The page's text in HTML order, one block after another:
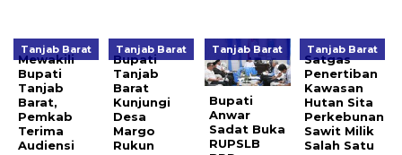
Tanjab Barat
Mewakili
Bupati
Tanjab
Barat,
Pemkab
Terima
Audiensi
Tanjab Barat
Bupati
Tanjab
Barat
Kunjungi
Desa
Margo
Rukun
Tanjab Barat
Bupati
Anwar
Sadat Buka
RUPSLB
Tanjab Barat
Satgas
Penertiban
Kawasan
Hutan Sita
Perkebunan
Sawit Milik
Salah Satu